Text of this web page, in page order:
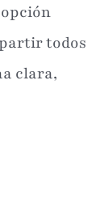
todos
clara,